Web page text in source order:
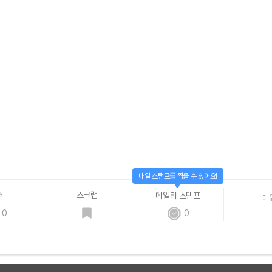
0
스크랩
데일리 스탬프
0
매일 스탬프를 찍을 수 있어요!
데